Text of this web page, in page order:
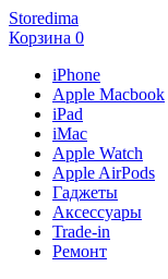
Storedima
Корзина 0
iPhone
Apple Macbook
iPad
iMac
Apple Watch
Apple AirPods
Гаджеты
Аксессуары
Trade-in
Ремонт